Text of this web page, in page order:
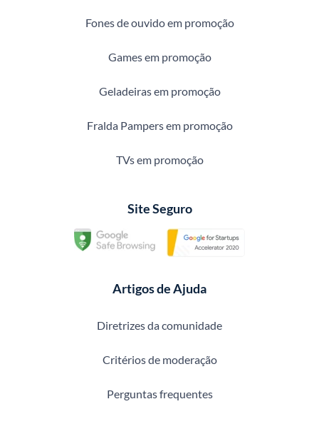
Fones de ouvido em promoção
Games em promoção
Geladeiras em promoção
Fralda Pampers em promoção
TVs em promoção
Site Seguro
Artigos de Ajuda
Diretrizes da comunidade
Critérios de moderação
Perguntas frequentes